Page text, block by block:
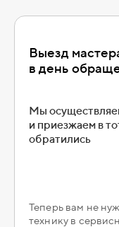
Выезд
в день
Мы
и приезжаем в
обратились
Теперь вам не
технику в